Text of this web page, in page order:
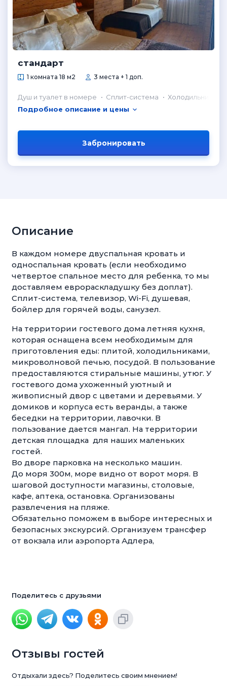
стандарт
1 комната 18 м2 3 места + 1 доп.
Душ и туалет в номере Сплит-система
Холодильник в
Подробное описание и цены
Забронировать
Описание
В каждом номере двуспальная кровать и
односпальная кровать (если необходимо
четвертое спальное место для ребенка, то мы
доставляем еврораскладушку без доплат).
Сплит-система, телевизор, Wi-Fi, душевая,
бойлер для горячей воды, санузел.
На территории гостевого дома летняя кухня,
которая оснащена всем необходимым для
приготовления еды: плитой, холодильниками,
микроволновой печью, посудой. В пользование
предоставляются стиральные машины, утюг. У
гостевого дома ухоженный уютный и
живописный двор с цветами и деревьями. У
домиков и корпуса есть веранды, а также
беседки на территории, лавочки. В
пользование дается мангал. На территории
детская площадка для наших маленьких
гостей.
Вo дворе парковка на несколько машин.
До моря 300м, море видно от ворот моря. В
шаговой доступности магазины, столовые,
кафе, аптека, остановка. Организованы
развлечения на пляже.
Обязательно поможем в выборе интересных и
безопасных экскурсий. Организуем трансфер
от вокзала или аэропорта Адлера,
Поделитесь с друзьями
Отзывы гостей
Отдыхали здесь? Поделитесь своим мнением!